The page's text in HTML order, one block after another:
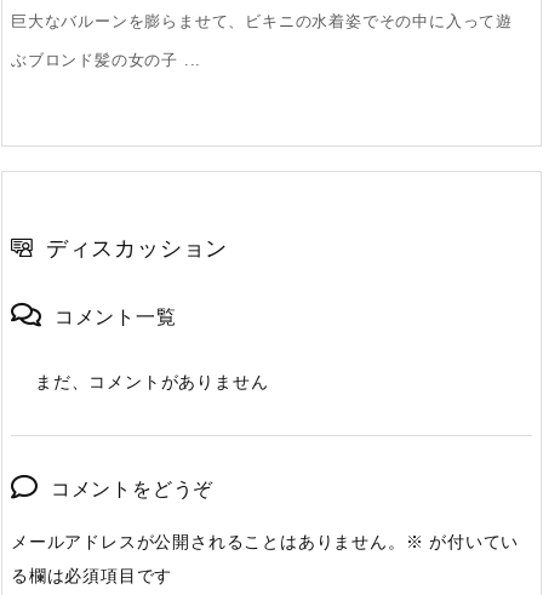
巨大なバルーンを膨らませて、ビキニの水着姿でその中に入って遊
ぶブロンド髪の女の子 ...
ディスカッション
コメント一覧
まだ、コメントがありません
コメントをどうぞ
メールアドレスが公開されることはありません。 ※ が付いてい
る欄は必須項目です